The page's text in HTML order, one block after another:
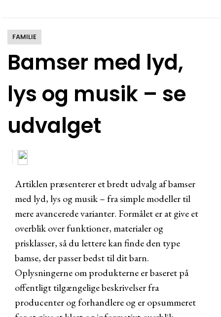
Bamser med lyd,
lys og musik – se
udvalget
FAMILIE
Artiklen præsenterer et bredt udvalg af bamser
med lyd, lys og musik – fra simple modeller til
mere avancerede varianter. Formålet er at give et
overblik over funktioner, materialer og
prisklasser, så du lettere kan finde den type
bamse, der passer bedst til dit barn.
Oplysningerne om produkterne er baseret på
offentligt tilgængelige beskrivelser fra
producenter og forhandlere og er opsummeret